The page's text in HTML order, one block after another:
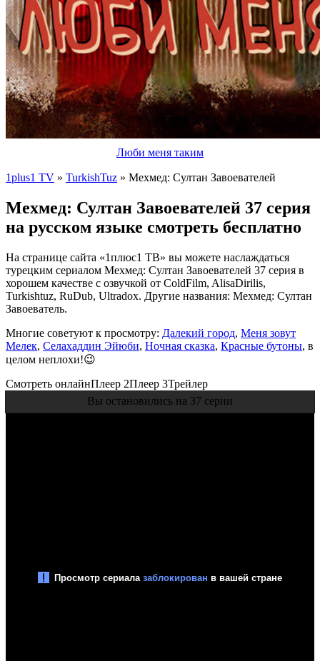
Люби меня таким
1plus1 TV » TurkishTuz » Мехмед: Султан Завоевателей
Мехмед: Султан Завоевателей 37 серия
на русском языке смотреть бесплатно
На странице сайта «1плюс1 ТВ» вы можете наслаждаться
турецким сериалом Мехмед: Султан Завоевателей 37 серия в
хорошем качестве с озвучкой от ColdFilm, AlisaDirilis,
Turkishtuz, RuDub, Ultradox. Другие названия: Мехмед: Султан
Завоеватель.
Многие советуют к просмотру: Далекий город, Меня зовут
Мелек, Селахаддин Эйюби, Ночная сказка, Красные бутоны, в
целом неплохи!😉
Смотреть онлайнПлеер 2Плеер 3Трейлер
Вы остановились на 37 серии